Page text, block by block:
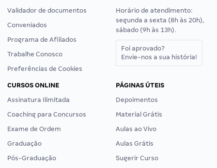
Validador de documentos
Conveniados
Programa de Afiliados
Trabalhe Conosco
Preferências de Cookies
Horário de atendimento:
segunda a sexta (8h às 20h),
sábado (9h às 13h).
Foi aprovado?
Envie-nos a sua história!
CURSOS ONLINE
Assinatura Ilimitada
Coaching para Concursos
Exame de Ordem
Graduação
Pós-Graduação
PÁGINAS ÚTEIS
Depoimentos
Material Grátis
Aulas ao Vivo
Aulas Grátis
Sugerir Curso